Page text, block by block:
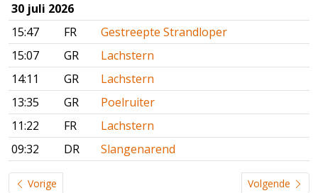
30 juli 2026
15:47
FR
Gestreepte Strandloper
15:07
GR
Lachstern
14:11
GR
Lachstern
13:35
GR
Poelruiter
11:22
FR
Lachstern
09:32
DR Slangenarend
Vorige Volgende